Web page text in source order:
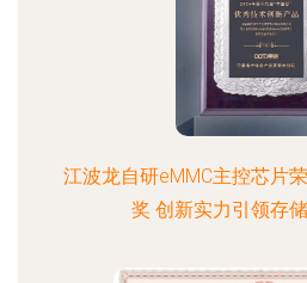
江波龙自研eMMC主控芯片
奖 创新实力引领存